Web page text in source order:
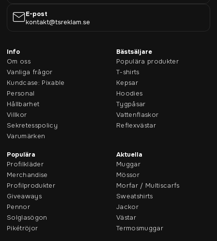
E-post
kontakt@tsreklam.se
Info
Om oss
Vanliga frågor
Kundcase: Pixable
Personal
Hållbarhet
Villkor
Sekretesspolicy
Varumärken
Bästsäljare
Populära produkter
T-shirts
Kepsar
Hoodies
Tygpåsar
Vattenflaskor
Reflexvästar
Populära
Profilkläder
Merchandise
Profilprodukter
Giveaways
Pennor
Solglasögon
Pikétröjor
Aktuella
Muggar
Mössor
Morfar / Multiscarfs
Sweatshirts
Jackor
Västar
Termosmuggar